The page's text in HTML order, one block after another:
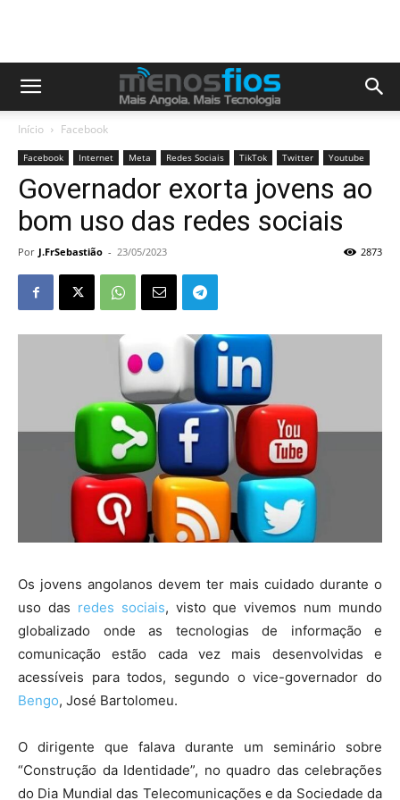
Início Facebook
Facebook Internet Meta Redes Sociais TikTok Twitter Youtube
Governador exorta jovens ao
bom uso das redes sociais
Por J.FrSebastião - 23/05/2023 2873
Os jovens angolanos devem ter mais cuidado durante o
uso das redes sociais, visto que vivemos num mundo
globalizado onde as tecnologias de informação e
comunicação estão cada vez mais desenvolvidas e
acessíveis para todos, segundo o vice-governador do
Bengo, José Bartolomeu.
O dirigente que falava durante um seminário sobre
“Construção da Identidade”, no quadro das celebrações
do Dia Mundial das Telecomunicações e da Sociedade da